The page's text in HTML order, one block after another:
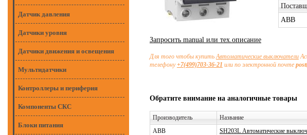
Датчик давления
Датчики уровня
Датчики движения и освещения
Мультидатчики
Контроллеры и периферия
Компоненты СКС
Блоки питания
ABB
Запросить manual или тех.описание
Для того чтобы купитьАвтоматические выключатели
телефону+7(499)703-36-21 или по электронной почте
Обратите внимание на аналогичные товары
Производитель Название
ABB
SH203L Автоматические